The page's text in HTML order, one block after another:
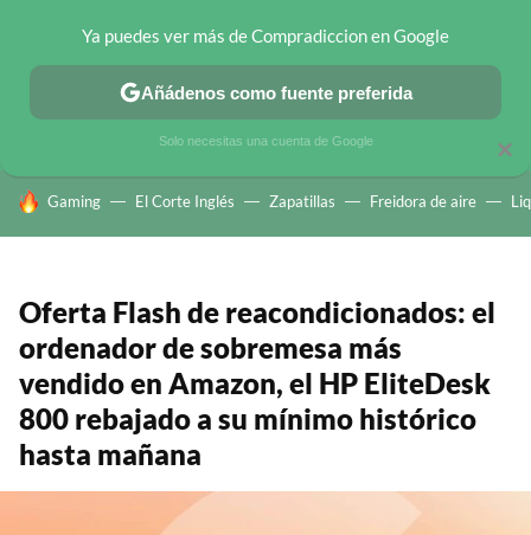
CHOLLOS TELEGRAM OFERTAS EN MÓVILES OFERTAS EN
HOY SE HABLA DE
Gaming El Corte Inglés Zapatillas Freidora de aire
Oferta Flash de reacondicionados: el
ordenador de sobremesa más
vendido en Amazon, el HP EliteDesk
800 rebajado a su mínimo histórico
hasta mañana
×
Ya puedes ver más de Compradiccion en Google
Añádenos como fuente preferida
Solo necesitas una cuenta de Google